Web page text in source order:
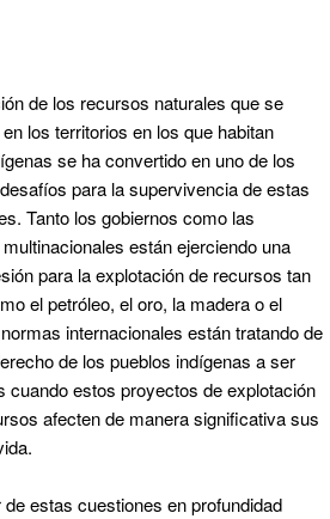
de los recursos naturales que se
los territorios en los que habitan
se ha convertido en uno de los
para la supervivencia de estas
Tanto los gobiernos como las
están ejerciendo una
para la explotación de recursos tan
el petróleo, el oro, la madera o el
internacionales están tratando de
de los pueblos indígenas a ser
cuando estos proyectos de explotación
afecten de manera significativa sus
de estas cuestiones en profundidad